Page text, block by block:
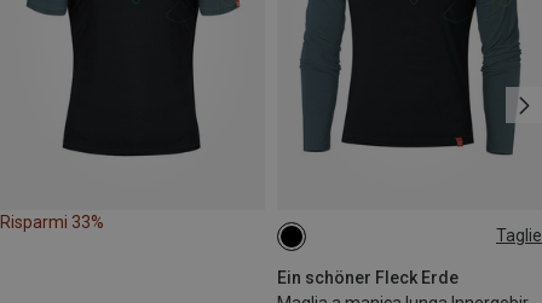
Risparmi 33%
Taglie
Ein schöner Fleck Erde
XL